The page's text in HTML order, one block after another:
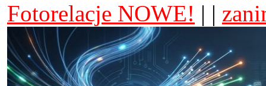
Fotorelacje NOWE! | |